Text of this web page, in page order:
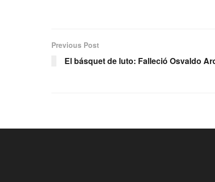
Previous Post
El básquet de luto: Falleció Osvaldo